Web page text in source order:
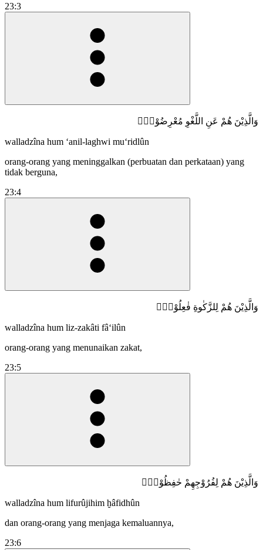
23:3
وَالَّذِيْنَ هُمْ عَنِ اللَّغْوِ مُعْرِضُوْنَۙ
walladzîna hum ‘anil-laghwi mu‘ridlûn
orang-orang yang meninggalkan (perbuatan dan perkataan) yang
tidak berguna,
23:4
وَالَّذِيْنَ هُمْ لِلزَّكٰوةِ فٰعِلُوْنَۙ
walladzîna hum liz-zakâti fâ‘ilûn
orang-orang yang menunaikan zakat,
23:5
وَالَّذِيْنَ هُمْ لِفُرُوْجِهِمْ حٰفِظُوْنَۙ
walladzîna hum lifurûjihim ḫâfidhûn
dan orang-orang yang menjaga kemaluannya,
23:6